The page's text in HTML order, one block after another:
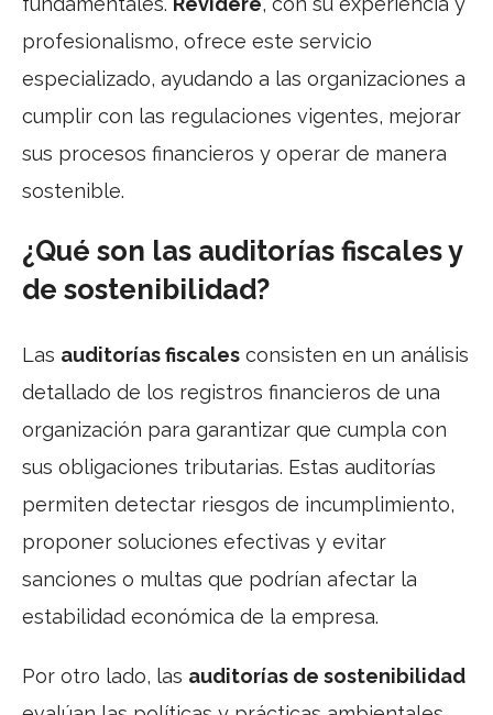
profesionalismo, ofrece este servicio
especializado, ayudando a las organizaciones a
cumplir con las regulaciones vigentes, mejorar
sus procesos financieros y operar de manera
sostenible.
¿Qué son las auditorías fiscales y
de sostenibilidad?
Las auditorías fiscales consisten en un análisis
detallado de los registros financieros de una
organización para garantizar que cumpla con
sus obligaciones tributarias. Estas auditorías
permiten detectar riesgos de incumplimiento,
proponer soluciones efectivas y evitar
sanciones o multas que podrían afectar la
estabilidad económica de la empresa.
Por otro lado, las auditorías de sostenibilidad